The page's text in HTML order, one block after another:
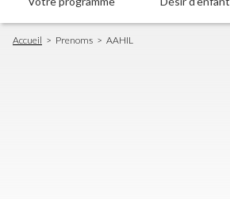
Fil
d'Ariane
Accueil Prenoms AAHIL